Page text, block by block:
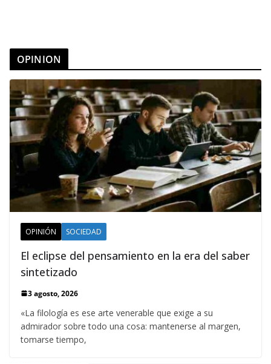
OPINION
OPINIÓN SOCIEDAD
El eclipse del pensamiento en la era del saber
sintetizado
3 agosto, 2026
«La filología es ese arte venerable que exige a su
admirador sobre todo una cosa: mantenerse al margen,
tomarse tiempo,